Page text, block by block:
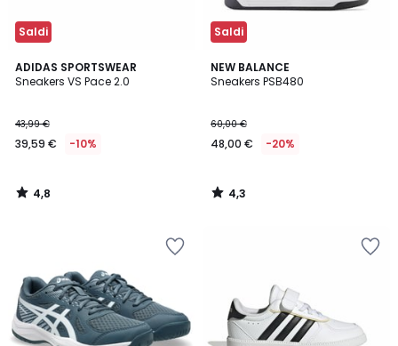
Saldi
ADIDAS SPORTSWEAR
Sneakers VS Pace 2.0
43,99 €
39,59 € -10%
4,8
/ 5
4,8
/
Saldi
NEW BALANCE
Sneakers PSB480
60,00 €
48,00 € -20%
4,3
/ 5
4,3
/